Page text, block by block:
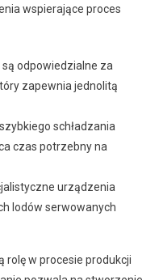
wspierające proces
odpowiedzialne za
zapewnia jednolitą
schładzania
czas potrzebny na
urządzenia
lodów serwowanych
rolę w procesie produkcji